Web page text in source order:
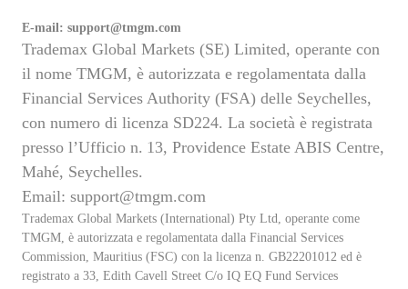
E-mail: support@tmgm.com
Trademax Global Markets (SE) Limited, operante con
il nome TMGM, è autorizzata e regolamentata dalla
Financial Services Authority (FSA) delle Seychelles,
con numero di licenza SD224. La società è registrata
presso l’Ufficio n. 13, Providence Estate ABIS Centre,
Mahé, Seychelles.
Email: support@tmgm.com
Trademax Global Markets (International) Pty Ltd, operante come
TMGM, è autorizzata e regolamentata dalla Financial Services
Commission, Mauritius (FSC) con la licenza n. GB22201012 ed è
registrato a 33, Edith Cavell Street C/o IQ EQ Fund Services